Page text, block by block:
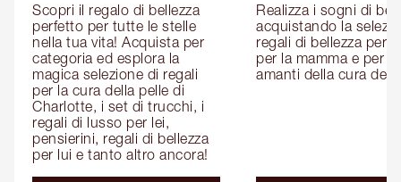
Scopri il regalo di bellezza
perfetto per tutte le stelle
nella tua vita! Acquista per
categoria ed esplora la
magica selezione di regali
per la cura della pelle di
Charlotte, i set di trucchi, i
regali di lusso per lei,
pensierini, regali di bellezza
per lui e tanto altro ancora!
Realizza i sogni di
acquistando la
regali di bellezza per
per la mamma e per
amanti della cura